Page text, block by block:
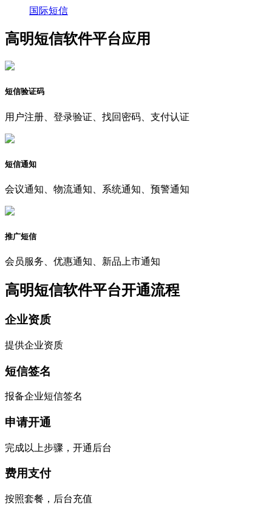
国际短信
高明短信软件平台应用
短信验证码
用户注册、登录验证、找回密码、支付认证
短信通知
会议通知、物流通知、系统通知、预警通知
推广短信
会员服务、优惠通知、新品上市通知
高明短信软件平台开通流程
企业资质
提供企业资质
短信签名
报备企业短信签名
申请开通
完成以上步骤，开通后台
费用支付
按照套餐，后台充值